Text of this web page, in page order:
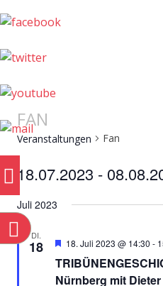
FAN
Veranstaltungen Fan
18.07.2023 -
Datum
wählen.
Juli 2023
DI.
18 Empfohlen
18. Juli 2023 @ 14:30 -
Nürnberg mit